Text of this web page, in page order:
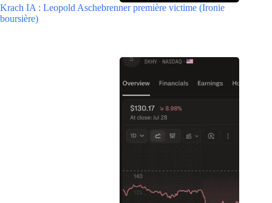
Krach IA : Leopold Aschebrenner première victime (Ironie
boursière)